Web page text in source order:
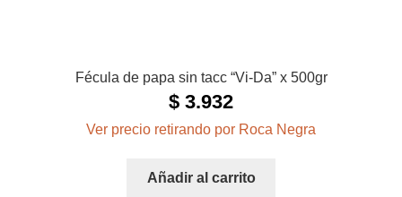
Fécula de papa sin tacc “Vi-Da” x 500gr
$ 3.932
Ver precio retirando por Roca Negra
Añadir al carrito